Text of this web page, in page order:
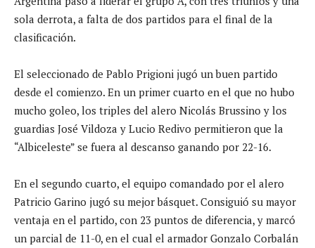
sola derrota, a falta de dos partidos para el final de la
clasificación.
El seleccionado de Pablo Prigioni jugó un buen partido
desde el comienzo. En un primer cuarto en el que no hubo
mucho goleo, los triples del alero Nicolás Brussino y los
guardias José Vildoza y Lucio Redivo permitieron que la
“Albiceleste” se fuera al descanso ganando por 22-16.
En el segundo cuarto, el equipo comandado por el alero
Patricio Garino jugó su mejor básquet. Consiguió su mayor
ventaja en el partido, con 23 puntos de diferencia, y marcó
un parcial de 11-0, en el cual el armador Gonzalo Corbalán